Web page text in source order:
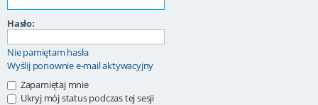
Hasło:
Nie pamiętam hasła
Wyślij ponownie e-mail aktywacyjny
Zapamiętaj mnie
Ukryj mój status podczas tej sesji